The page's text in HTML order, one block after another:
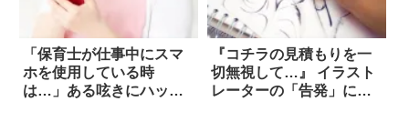
「保育士が仕事中にスマ
ホを使用している時
は…」ある呟きにハッと
『コチラの見積もりを一
切無視して…』 イラスト
レーターの「告発」に称